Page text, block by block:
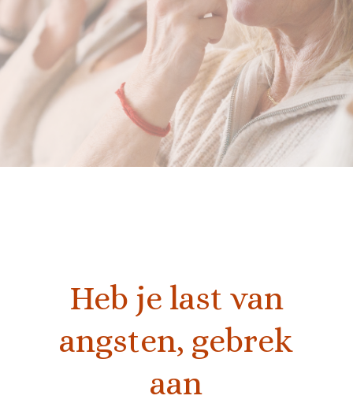
Heb je last van
angsten, gebrek
aan